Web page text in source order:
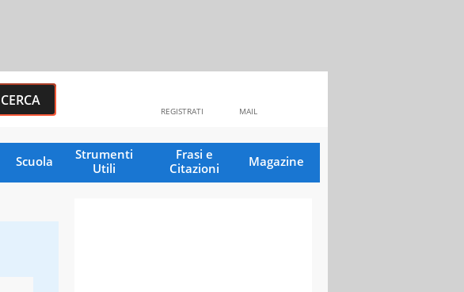
MAIL
REGISTRATI
Scuola
Strumenti
Utili
Frasi e
Citazioni
Magazine